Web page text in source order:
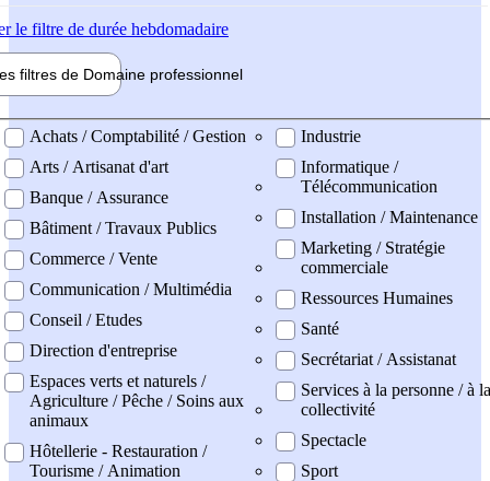
le filtre de durée hebdomadaire
filtres de Domaine professionnel
professionel
Achats / Comptabilité / Gestion
Arts / Artisanat d'art
Banque / Assurance
Bâtiment / Travaux Publics
Commerce / Vente
Communication / Multimédia
Conseil / Etudes
Direction d'entreprise
Espaces verts et naturels /
Agriculture / Pêche / Soins aux
animaux
Hôtellerie - Restauration /
Tourisme / Animation
Industrie
Informatique /
Télécommunication
Installation / Maintenance
Marketing / Stratégie
commerciale
Ressources Humaines
Santé
Secrétariat / Assistanat
Services à la personne / à la
collectivité
Spectacle
Sport